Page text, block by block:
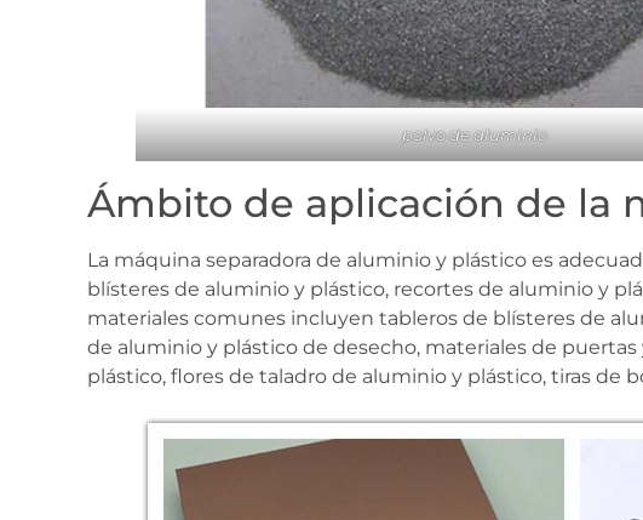
polvo de aluminio
Ámbito de aplicación de la
La máquina separadora de aluminio y plástico es
blísteres de aluminio y plástico, recortes de aluminio y
materiales comunes incluyen tableros de blísteres de
de aluminio y plástico de desecho, materiales de
plástico, flores de taladro de aluminio y plástico, tiras de